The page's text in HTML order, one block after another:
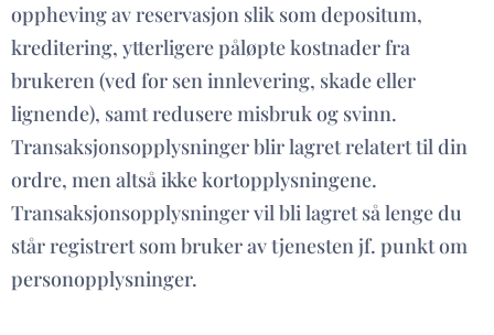
oppheving av reservasjon slik som depositum,
kreditering, ytterligere påløpte kostnader fra
brukeren (ved for sen innlevering, skade eller
lignende), samt redusere misbruk og svinn.
Transaksjonsopplysninger blir lagret relatert til din
ordre, men altså ikke kortopplysningene.
Transaksjonsopplysninger vil bli lagret så lenge du
står registrert som bruker av tjenesten jf. punkt om
personopplysninger.